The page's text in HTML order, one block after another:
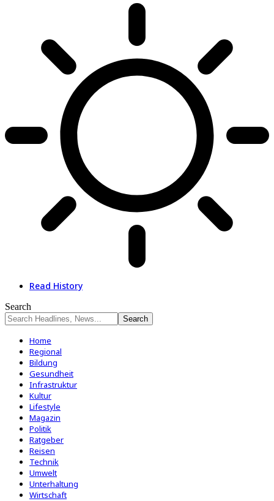
Read History
Search
Home
Regional
Bildung
Gesundheit
Infrastruktur
Kultur
Lifestyle
Magazin
Politik
Ratgeber
Reisen
Technik
Umwelt
Unterhaltung
Wirtschaft